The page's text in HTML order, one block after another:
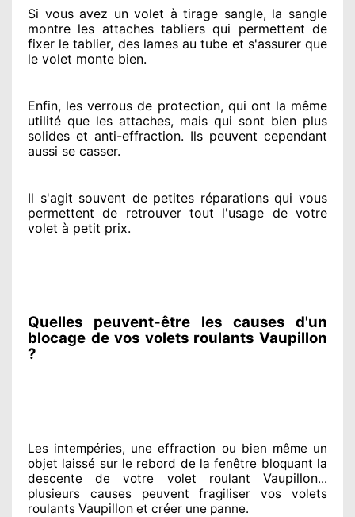
Si vous avez un volet à tirage sangle, la sangle
montre les attaches tabliers qui permettent de
fixer le tablier, des lames au tube et s'assurerque
le volet monte bien.
Enfin, les verrous de protection, qui ont la même
utilité que les attaches, mais qui sont bien plus
solides et anti-effraction. Ils peuvent cependant
aussi se casser.
Il s'agit souvent de petites réparations qui vous
permettent de retrouver tout l'usage de votre
volet à petit prix.
Quelles peuvent-être les causes d'un
blocage de vos volets roulants Vaupillon
?
Les intempéries, une effraction ou bien même un
objet laissé sur le rebord de la fenêtre bloquant la
descente de votre volet roulant Vaupillon...
plusieurs causes peuvent fragiliser vos volets
roulants Vaupillon et créer une panne.